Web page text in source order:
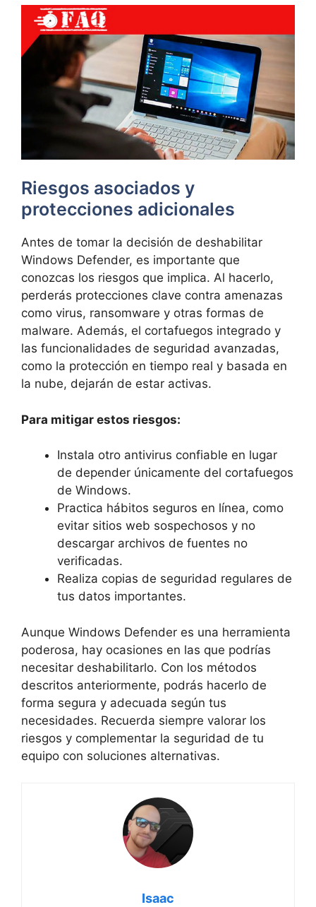
Riesgos asociados y
protecciones adicionales
Antes de tomar la decisión de deshabilitar
Windows Defender, es importante que
conozcas los riesgos que implica. Al hacerlo,
perderás protecciones clave contra amenazas
como virus, ransomware y otras formas de
malware. Además, el cortafuegos integrado y
las funcionalidades de seguridad avanzadas,
como la protección en tiempo real y basada en
la nube, dejarán de estar activas.
Para mitigar estos riesgos:
Instala otro antivirus confiable en lugar
de depender únicamente del cortafuegos
de Windows.
Practica hábitos seguros en línea, como
evitar sitios web sospechosos y no
descargar archivos de fuentes no
verificadas.
Realiza copias de seguridad regulares de
tus datos importantes.
Aunque Windows Defender es una herramienta
poderosa, hay ocasiones en las que podrías
necesitar deshabilitarlo. Con los métodos
descritos anteriormente, podrás hacerlo de
forma segura y adecuada según tus
necesidades. Recuerda siempre valorar los
riesgos y complementar la seguridad de tu
equipo con soluciones alternativas.
Isaac